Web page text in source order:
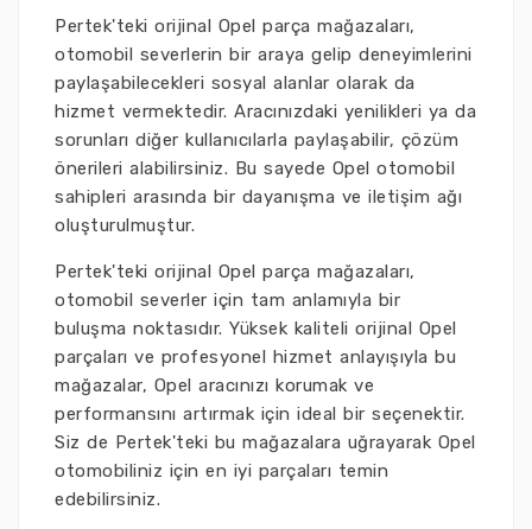
Pertek'teki orijinal Opel parça mağazaları,
otomobil severlerin bir araya gelip deneyimlerini
paylaşabilecekleri sosyal alanlar olarak da
hizmet vermektedir. Aracınızdaki yenilikleri ya da
sorunları diğer kullanıcılarla paylaşabilir, çözüm
önerileri alabilirsiniz. Bu sayede Opel otomobil
sahipleri arasında bir dayanışma ve iletişim ağı
oluşturulmuştur.
Pertek'teki orijinal Opel parça mağazaları,
otomobil severler için tam anlamıyla bir
buluşma noktasıdır. Yüksek kaliteli orijinal Opel
parçaları ve profesyonel hizmet anlayışıyla bu
mağazalar, Opel aracınızı korumak ve
performansını artırmak için ideal bir seçenektir.
Siz de Pertek'teki bu mağazalara uğrayarak Opel
otomobiliniz için en iyi parçaları temin
edebilirsiniz.